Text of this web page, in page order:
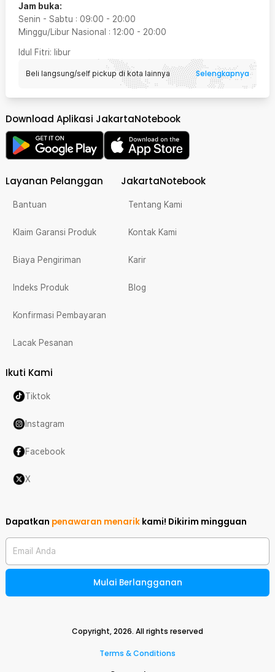
Jam buka:
Senin - Sabtu : 09:00 - 20:00
Minggu/Libur Nasional : 12:00 - 20:00
Idul Fitri: libur
Beli langsung/self pickup di kota lainnya Selengkapnya
Download Aplikasi JakartaNotebook
Layanan Pelanggan
Bantuan
Klaim Garansi Produk
Biaya Pengiriman
Indeks Produk
Konfirmasi Pembayaran
Lacak Pesanan
JakartaNotebook
Tentang Kami
Kontak Kami
Karir
Blog
Ikuti Kami
Tiktok
Instagram
Facebook
X
Dapatkan penawaran menarik kami! Dikirim mingguan
Email Anda
Mulai Berlangganan
Copyright,2026. All rights reserved
Terms & Conditions